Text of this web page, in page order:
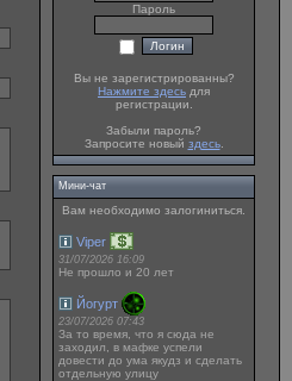
Пароль
Вы не зарегистрированны?
Нажмите здесь для
регистрации.
Забыли пароль?
Запросите новый здесь.
Мини-чат
Вам необходимо залогиниться.
Viper
31/07/2026 16:09
Не прошло и 20 лет
Йогурт
23/07/2026 07:43
За то время, что я сюда не
заходил, в мафке успели
довести до ума якудз и сделать
отдельную улицу